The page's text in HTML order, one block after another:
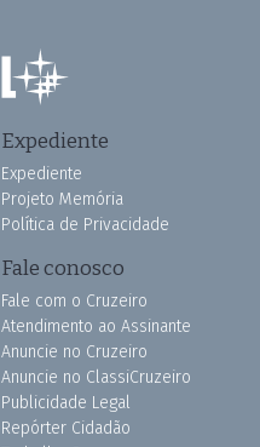
Expediente
Expediente
Projeto Memória
Política de Privacidade
Fale conosco
Fale com o Cruzeiro
Atendimento ao Assinante
Anuncie no Cruzeiro
Anuncie no ClassiCruzeiro
Publicidade Legal
Repórter Cidadão